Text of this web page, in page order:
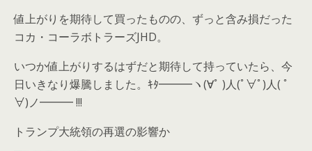
値上がりを期待して買ったものの、ずっと含み損だった
コカ・コーラボトラーズJHD。
いつか値上がりするはずだと期待して持っていたら、今
日いきなり爆騰しました。ｷﾀ━━━ヽ(∀ﾟ )人(ﾟ∀ﾟ)人( ﾟ
∀)ノ━━━ !!!
トランプ大統領の再選の影響か